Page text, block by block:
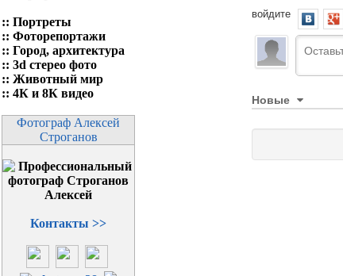
:: Портреты
:: Фоторепортажи
:: Город, архитектура
:: 3d стерео фото
:: Животный мир
:: 4К и 8К видео
Фотограф Алексей
Строганов
Контакты >>
войдите
Новые